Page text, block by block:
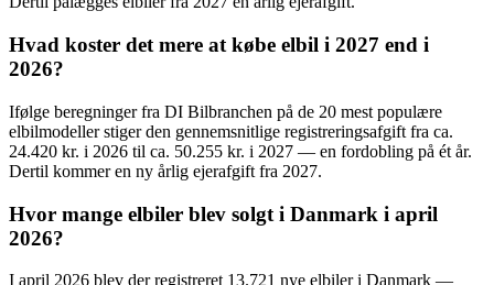
Hvad koster det mere at købe elbil i 2027 end i
2026?
Ifølge beregninger fra DI Bilbranchen på de 20 mest populære
elbilmodeller stiger den gennemsnitlige registreringsafgift fra ca.
24.420 kr. i 2026 til ca. 50.255 kr. i 2027 — en fordobling på ét år.
Dertil kommer en ny årlig ejerafgift fra 2027.
Hvor mange elbiler blev solgt i Danmark i april
2026?
I april 2026 blev der registreret 13.721 nye elbiler i Danmark —